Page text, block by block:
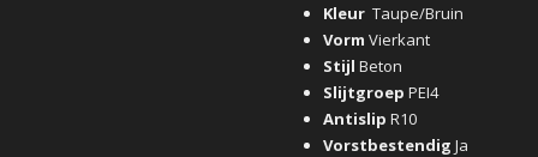
Kleur Taupe/Bruin
Vorm Vierkant
Stijl Beton
Slijtgroep PEI4
Antislip R10
Vorstbestendig Ja